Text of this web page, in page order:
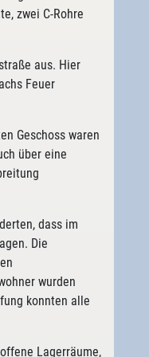
zwei C-Rohre
aus. Hier
Feuer
Geschoss waren
über eine
dass im
Die
wurden
konnten alle
Lagerräume,